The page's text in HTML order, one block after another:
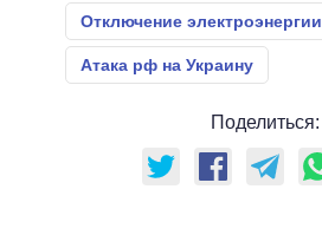
Отключение электроэнергии
Атака рф на Украину
Поделиться: